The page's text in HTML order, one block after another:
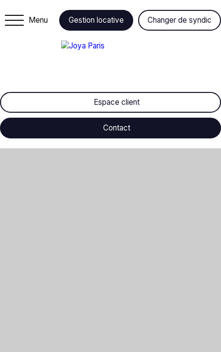
Menu Gestion locative Changer de syndic
Espace client
Contact